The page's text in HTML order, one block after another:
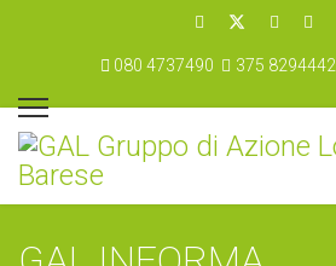
080 4737490 375 8294442